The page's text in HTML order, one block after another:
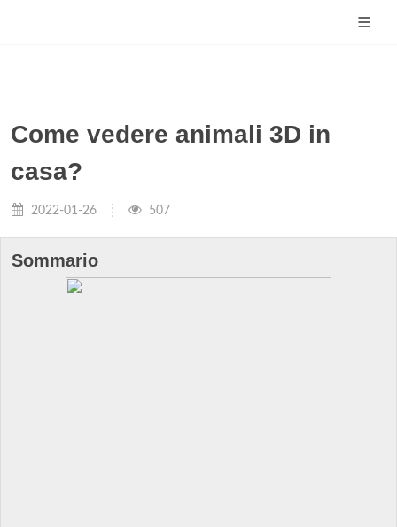
Come vedere animali 3D in
casa?
2022-01-26 507
Sommario